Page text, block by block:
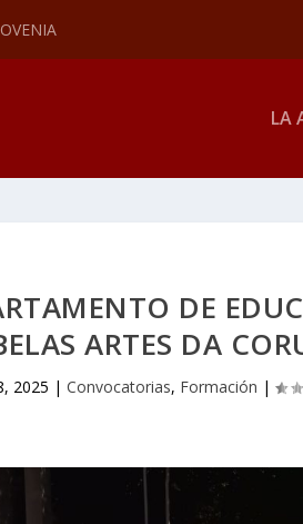
LA
DE
ARTES DA
2025 | Convocatorias, Formación |